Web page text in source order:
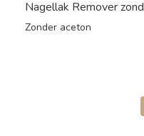
Nagellak Remover
Zonder aceton